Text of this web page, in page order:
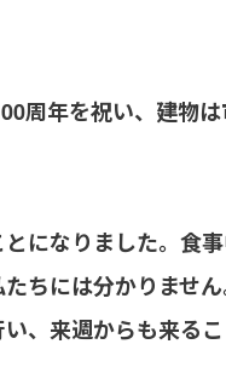
周年を祝い、建物
になりました。食
ちには分かりませ
、来週からも来る